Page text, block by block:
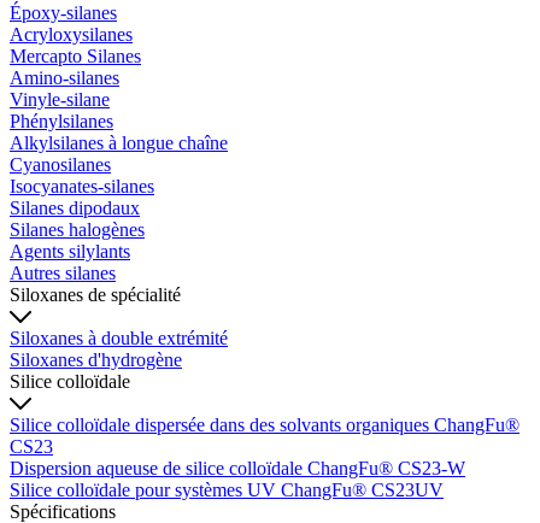
Époxy-silanes
Acryloxysilanes
Mercapto Silanes
Amino-silanes
Vinyle-silane
Phénylsilanes
Alkylsilanes à longue chaîne
Cyanosilanes
Isocyanates-silanes
Silanes dipodaux
Silanes halogènes
Agents silylants
Autres silanes
Siloxanes de spécialité
Siloxanes à double extrémité
Siloxanes d'hydrogène
Silice colloïdale
Silice colloïdale dispersée dans des solvants organiques ChangFu®
CS23
Dispersion aqueuse de silice colloïdale ChangFu® CS23-W
Silice colloïdale pour systèmes UV ChangFu® CS23UV
Spécifications